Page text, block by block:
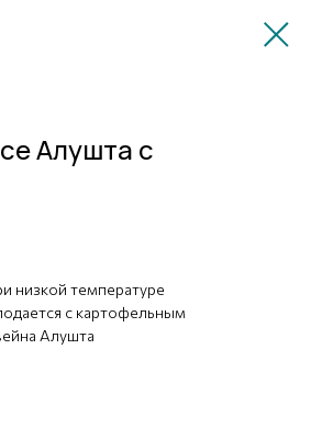
Алушта с
низкой температуре
с картофельным
Алушта